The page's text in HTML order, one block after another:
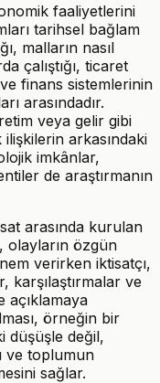
faaliyetlerini
tarihsel bağlam
malların nasıl
çalıştığı, ticaret
finans sistemlerinin
arasındadır.
veya gelir gibi
arkasındaki
imkânlar,
de araştırmanın
arasında kurulan
özgün
verirken iktisatçı,
karşılaştırmalar ve
açıklamaya
örneğin bir
düşüşle değil,
ve toplumun
sağlar.